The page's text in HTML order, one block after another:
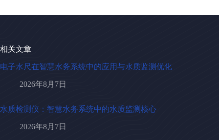
相关文章
电子水尺在智慧水务系统中的应用与水质监测优化
2026年8月7日
水质检测仪：智慧水务系统中的水质监测核心
2026年8月7日